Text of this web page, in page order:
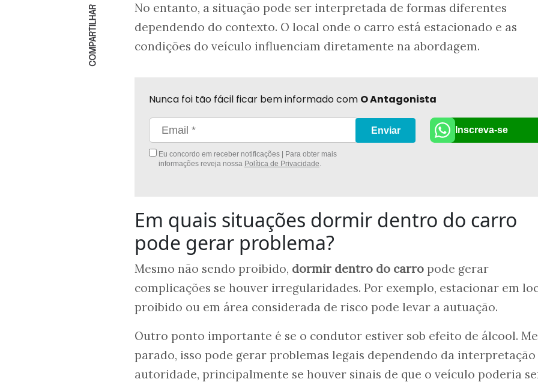
COMPARTILHAR
No entanto, a situação pode ser interpretada de formas diferentes
dependendo do contexto. O local onde o carro está estacionado e as
condições do veículo influenciam diretamente na abordagem.
Nunca foi tão fácil ficar bem informado com O Antagonista
Eu concordo em receber notificações | Para obter mais
informações reveja nossa Política de Privacidade.
Enviar Inscreva-se
Em quais situações dormir dentro do carro
pode gerar problema?
Mesmo não sendo proibido, dormir dentro do carro pode gerar
complicações se houver irregularidades. Por exemplo, estacionar em
proibido ou em área considerada de risco pode levar a autuação.
Outro ponto importante é se o condutor estiver sob efeito de álcool.
parado, isso pode gerar problemas legais dependendo da interpretação
autoridade, principalmente se houver sinais de que o veículo poderia